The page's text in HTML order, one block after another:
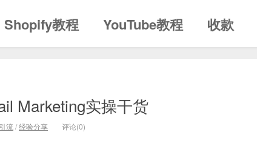
Shopify教程 YouTube教程 收款
Marketing实操干货
引流 /经验分享 评论(0)